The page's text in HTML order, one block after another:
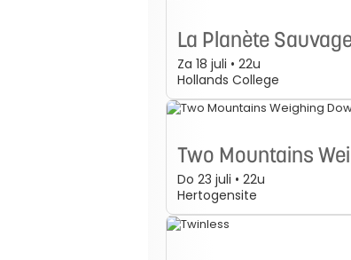
La Planète
Za 18 juli • 22u
Hollands College
Two Mountains
Do 23 juli • 22u
Hertogensite